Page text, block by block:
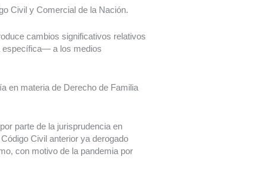
Civil y Comercial de la Nación.
cambios significativos relativos
específica— a los medios
en materia de Derecho de Familia
parte de la jurisprudencia en
Civil anterior ya derogado
con motivo de la pandemia por